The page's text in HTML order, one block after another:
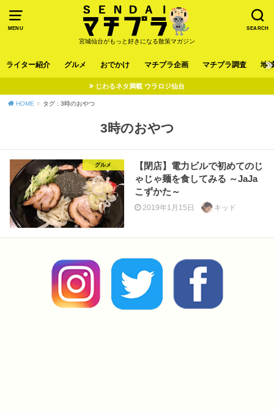
MENU SEARCH
宮城仙台がもっと好きになる散策マガジン
ライター紹介 グルメ おでかけ マチプラ企画 マチプラ調査 地
じわるネタ満載 ウラロジ仙台
HOME タグ : 3時のおやつ
3時のおやつ
グルメ
【閉店】電力ビルで初めてのじ
ゃじゃ麺を食してみる ～JaJa
こずかた～
2019年1月15日 キッド